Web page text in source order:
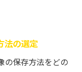
法の選定
の保存方法をどの